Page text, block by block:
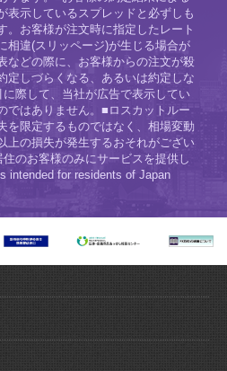
表示しているスプレッドと必ずしも
。お客様が注文時に指定したレート
相違(スリッページ)が生じる場合が
などの際に、お客様からの注文が殺
定しづらくなる、あるいは約定しな
際して、当社が広告で表示してい
ではありません。■ロスカットルー
を限定するものではなく、相場変動
上の損失が発生するおそれがござい
のお客様のみにサービスを提供し
intended for residents of Japan
は？